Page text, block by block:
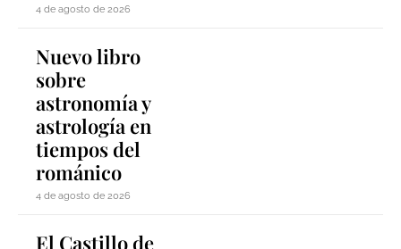
4 de agosto de 2026
Nuevo libro
sobre
astronomía y
astrología en
tiempos del
románico
4 de agosto de 2026
El Castillo de